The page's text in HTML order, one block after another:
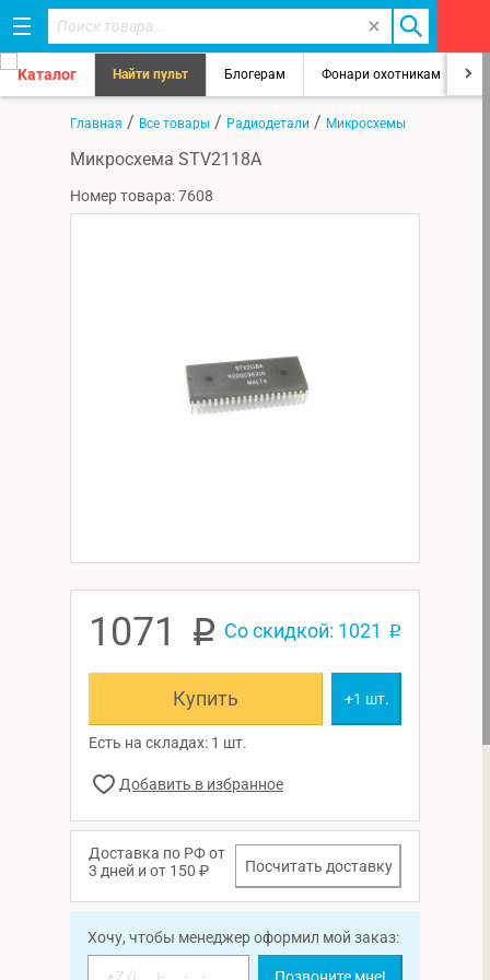
Каталог Найти пульт Блогерам Фонари охотникам
Главная / Все товары / Радиодетали / Микросхемы
Микросхема STV2118A
Номер товара: 7608
1071 p Со скидкой: 1021 p
Купить +1 шт.
Есть на складах: 1 шт.
Доставка по РФ от
3 дней и от 150 ₽
Посчитать доставку
Хочу, чтобы менеджер оформил мой заказ:
Позвоните мне!